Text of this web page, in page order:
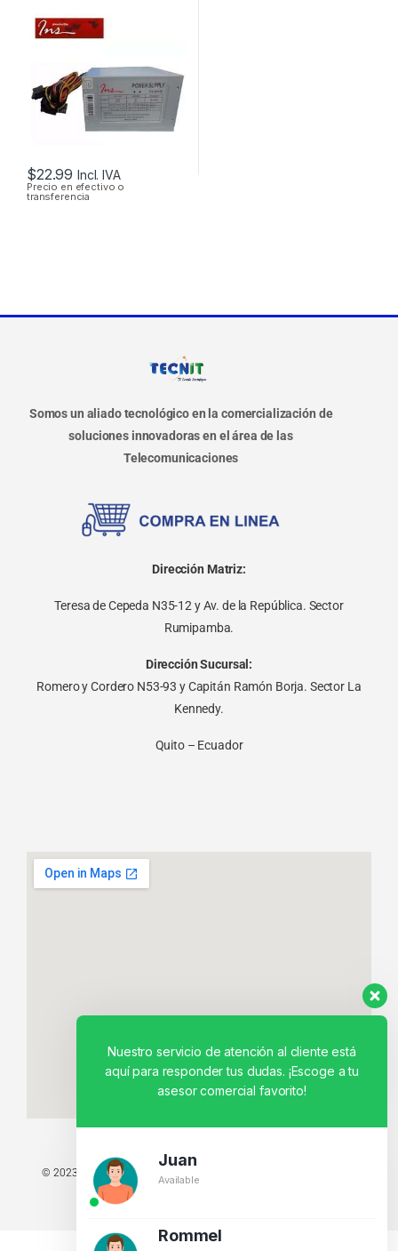
CONECTORES
SATA/IDE 38A
$22.99 Incl. IVA
Precio en efectivo o
transferencia
Somos un aliado tecnológico en la comercialización de
soluciones innovadoras en el área de las
Telecomunicaciones
Dirección Matriz:
Teresa de Cepeda N35-12 y Av. de la República. Sector
Rumipamba.
Dirección Sucursal:
Romero y Cordero N53-93 y Capitán Ramón Borja. Sector La
Kennedy.
Quito – Ecuador
© 2023 TODOS LOS DERECHOS RESERVADOS - TECNIT TU TIENDA
TECNOLÓGICA.
Nuestro servicio de atención al cliente está
aquí para responder tus dudas. ¡Escoge a tu
asesor comercial favorito!
Juan
Available
Rommel